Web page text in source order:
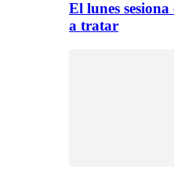
El lunes
a tratar